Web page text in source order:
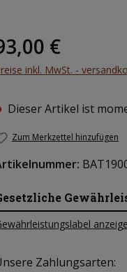
Preis:
€
inkl. MwSt. -
Dieser Artikel ist
Zum Merkzettel hinzufügen
Zahlungsarten: